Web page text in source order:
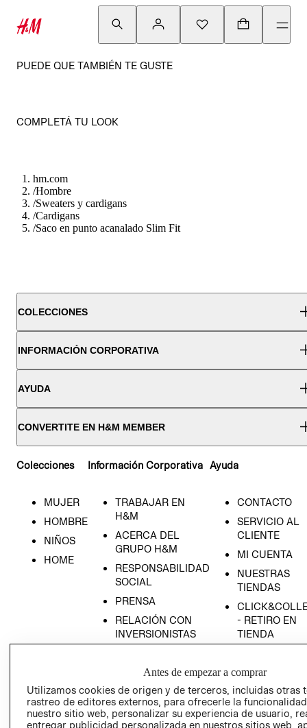
PUEDE QUE TAMBIÉN TE GUSTE
COMPLETÁ TU LOOK
hm.com
/Hombre
/Sweaters y cardigans
/Cardigans
/Saco en punto acanalado Slim Fit
COLECCIONES
INFORMACIÓN CORPORATIVA
AYUDA
CONVERTITE EN H&M MEMBER
Colecciones
MUJER
HOMBRE
NIÑOS
HOME
Información Corporativa
TRABAJAR EN
H&M
ACERCA DEL
GRUPO H&M
RESPONSABILIDAD
SOCIAL
PRENSA
RELACIÓN CON
INVERSIONISTAS
EMPRESARIAL
Ayuda
CONTACTO
SERVICIO AL
CLIENTE
MI CUENTA
NUESTRAS
TIENDAS
- RETIRO EN
TIENDA
AVISO DE
PRIVACIDAD
GIFT CARD
Antes de empezar a comprar
Utilizamos cookies de origen y de terceros, incluidas otras
rastreo de editores externos, para ofrecerle la
nuestro sitio web, personalizar su experiencia de usuario,
entregar publicidad personalizada en nuestros sitios web,